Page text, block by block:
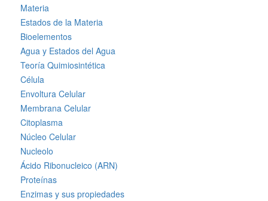
Materia
Estados de la Materia
Bioelementos
Agua y Estados del Agua
Teoría Quimiosintética
Célula
Envoltura Celular
Membrana Celular
Citoplasma
Núcleo Celular
Nucleolo
Ácido Ribonucleico (ARN)
Proteínas
Enzimas y sus propiedades